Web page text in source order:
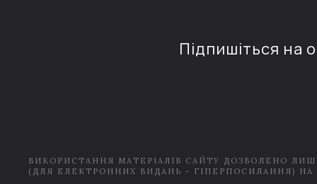
Підпишіться на
ВИКОРИСТАННЯ МАТЕРІАЛІВ САЙТУ ДОЗВОЛЕНО
(ДЛЯ ЕЛЕКТРОННИХ ВИДАНЬ - ГІПЕРПОСИЛАННЯ) НА